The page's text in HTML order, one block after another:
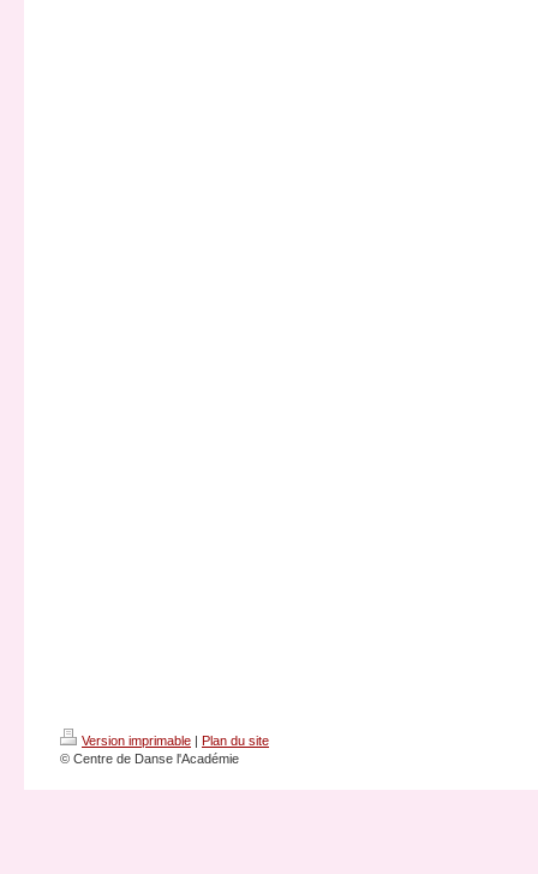
Version imprimable | Plan du site
© Centre de Danse l'Académie